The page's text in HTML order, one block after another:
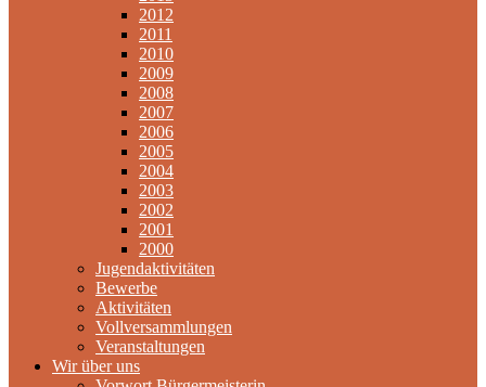
2012
2011
2010
2009
2008
2007
2006
2005
2004
2003
2002
2001
2000
Jugendaktivitäten
Bewerbe
Aktivitäten
Vollversammlungen
Veranstaltungen
Wir über uns